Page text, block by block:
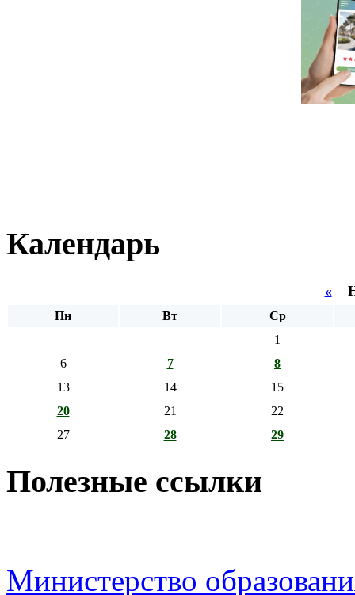
Календарь
«
Пн Вт
Ср
1
6
7
8
13
14
15
20
21
22
27
28 29
Полезные ссылки
Министерство